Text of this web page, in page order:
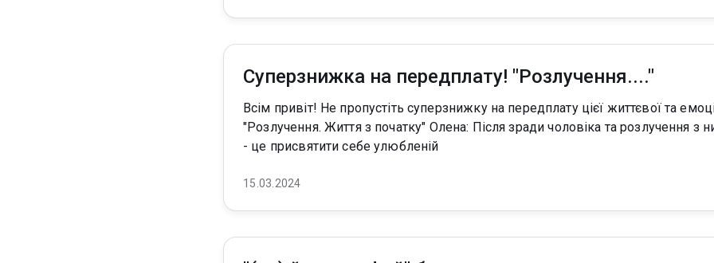
Суперзнижка на передплату! "Розлучення...."
Всім привіт! Не пропустіть суперзнижку на передплату цієї життєвої та емоційної історії!
"Розлучення. Життя з початку" Олена: Після зради чоловіка та розлучення з ним все, чого я хочу
- це присвятити себе улюбленій
15.03.2024